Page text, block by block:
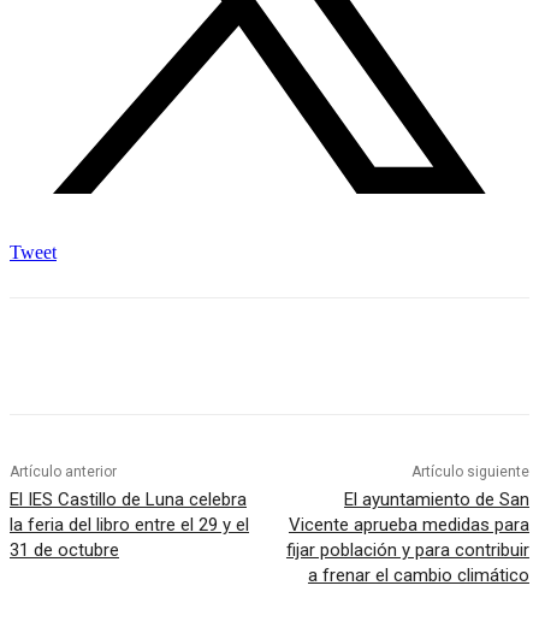
Tweet
Artículo anterior
El IES Castillo de Luna celebra
la feria del libro entre el 29 y el
31 de octubre
Artículo siguiente
El ayuntamiento de San
Vicente aprueba medidas para
fijar población y para contribuir
a frenar el cambio climático